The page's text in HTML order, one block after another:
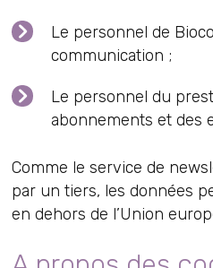
Le personnel de
communication ;
Le personnel du
abonnements et des
Comme le service de
par un tiers, les données
en dehors de l’Union